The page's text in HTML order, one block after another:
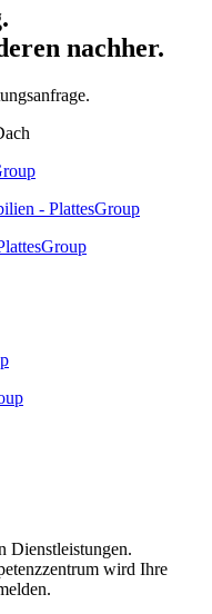
nachher.
Dienstleistungen.
wird Ihre